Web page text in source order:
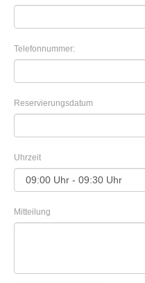
Telefonnummer:
Reservierungsdatum
Uhrzeit
Mitteilung